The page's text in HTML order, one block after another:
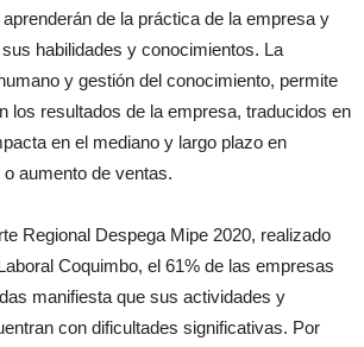
de la práctica de la empresa y
habilidades y conocimientos. La
y gestión del conocimiento, permite
los resultados de la empresa, traducidos en
en el mediano y largo plazo en
aumento de ventas.
Regional Despega Mipe 2020, realizado
Coquimbo, el 61% de las empresas
manifiesta que sus actividades y
con dificultades significativas. Por